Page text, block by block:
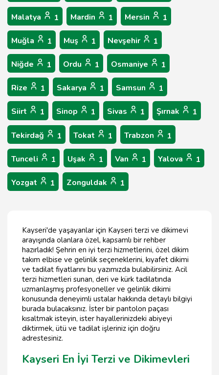
Malatya 1 Mardin 1 Mersin 1
Muğla 1 Muş 1 Nevşehir 1
Niğde 1 Ordu 1 Osmaniye 1
Rize 1 Sakarya 1 Samsun 1
Siirt 1 Sinop 1 Sivas 1 Şırnak 1
Tekirdağ 1 Tokat 1 Trabzon 1
Tunceli 1 Uşak 1 Van 1 Yalova 1
Yozgat 1 Zonguldak 1
Kayseri'de yaşayanlar için Kayseri terzi ve dikimevi
arayışında olanlara özel, kapsamlı bir rehber
hazırladık! Şehrin en iyi terzi hizmetlerini, özel dikim
takım elbise ve gelinlik seçeneklerini, kıyafet dikimi
ve tadilat fiyatlarını bu yazımızda bulabilirsiniz. Acil
terzi hizmetleri sunan, deri ve kürk tadilatında
uzmanlaşmış profesyoneller ve gelinlik dikimi
konusunda deneyimli ustalar hakkında detaylı bilgiyi
burada bulacaksınız. İster bir pantolon paçası
kısaltmak isteyin, ister hayallerinizdeki abiyeyi
diktirmek, ütü ve tadilat işleriniz için doğru
adrestesiniz.
Kayseri En İyi Terzi ve Dikimevleri